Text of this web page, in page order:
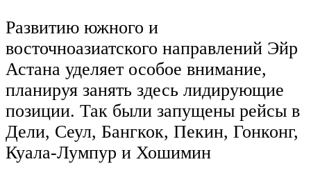
Развитию южного и
восточноазиатского направлений Эйр
Астана уделяет особое внимание,
планируя занять здесь лидирующие
позиции. Так были запущены рейсы в
Дели, Сеул, Бангкок, Пекин, Гонконг,
Куала-Лумпур и Хошимин